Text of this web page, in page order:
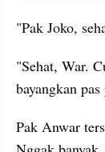
"Pak Joko,
"Sehat, War.
bayangkan
Pak Anwar